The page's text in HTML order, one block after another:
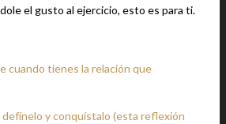
el gusto al ejercicio, esto es para ti.
cuando tienes la relación que
defínelo y conquístalo (esta reflexión